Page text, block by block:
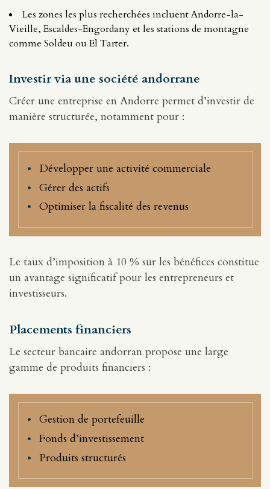
Les zones les plus recherchées incluent Andorre-la-
Vieille, Escaldes-Engordany et les stations de montagne
comme Soldeu ou El Tarter.
Investir via une société andorrane
Créer une entreprise en Andorre permet d’investir de
manière structurée, notamment pour :
Développer une activité commerciale
Gérer des actifs
Optimiser la fiscalité des revenus
Le taux d’imposition à 10 % sur les bénéfices constitue
un avantage significatif pour les entrepreneurs et
investisseurs.
Placements financiers
Le secteur bancaire andorran propose une large
gamme de produits financiers :
Gestion de portefeuille
Fonds d’investissement
Produits structurés